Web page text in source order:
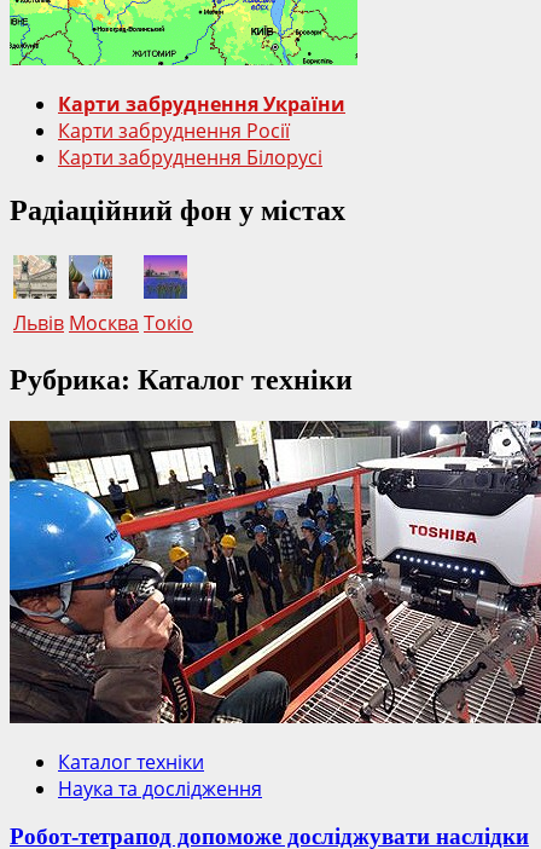
Карти забруднення України
Карти забруднення Росії
Карти забруднення Білорусі
Радіаційний фон у містах
Львів Москва Токіо
Рубрика: Каталог техніки
Каталог техніки
Наука та дослідження
Робот-тетрапод допоможе досліджувати наслідки